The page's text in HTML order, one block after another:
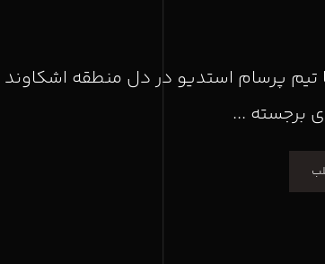
تیم پرسام استدیو در دل منطقه اشکاوند
برجسته ...